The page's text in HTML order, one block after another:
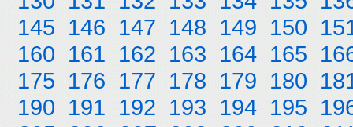
145 146 147 148 149 150
160 161 162 163 164 165
175 176 177 178 179 180
190 191 192 193 194 195